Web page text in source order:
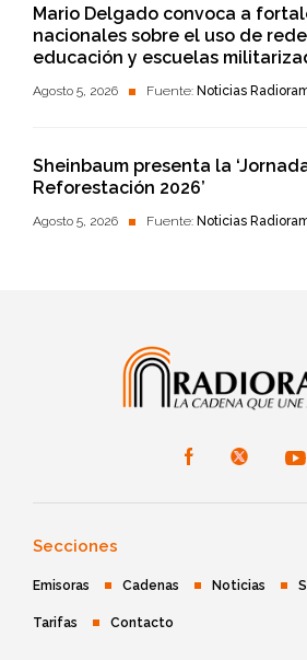
Mario Delgado convoca a
nacionales sobre el uso de
educación y escuelas
Agosto 5, 2026 Fuente: Noticias
Sheinbaum presenta la
Reforestación 2026’
Agosto 5, 2026 Fuente: Noticias
Secciones
Emisoras Cadenas Noticias
Tarifas Contacto